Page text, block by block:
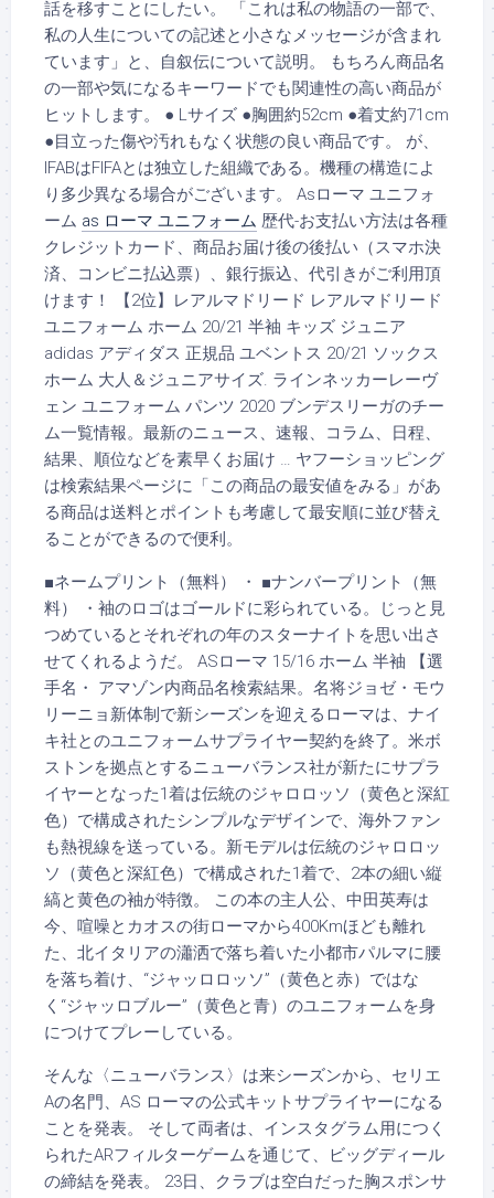
話を移すことにしたい。 「これは私の物語の一部で、
私の人生についての記述と小さなメッセージが含まれ
ています」と、自叙伝について説明。 もちろん商品名
の一部や気になるキーワードでも関連性の高い商品が
ヒットします。 ● Lサイズ ●胸囲約52cm ●着丈約71cm
●目立った傷や汚れもなく状態の良い商品です。 が、
IFABはFIFAとは独立した組織である。機種の構造によ
り多少異なる場合がございます。 Asローマ ユニフォ
ーム as ローマ ユニフォーム 歴代-お支払い方法は各種
クレジットカード、商品お届け後の後払い（スマホ決
済、コンビニ払込票）、銀行振込、代引きがご利用頂
けます！ 【2位】レアルマドリード レアルマドリード
ユニフォーム ホーム 20/21 半袖 キッズ ジュニア
adidas アディダス 正規品 ユベントス 20/21 ソックス
ホーム 大人＆ジュニアサイズ. ラインネッカーレーヴ
ェン ユニフォーム パンツ 2020 ブンデスリーガのチー
ム一覧情報。最新のニュース、速報、コラム、日程、
結果、順位などを素早くお届け … ヤフーショッピング
は検索結果ページに「この商品の最安値をみる」があ
る商品は送料とポイントも考慮して最安順に並び替え
ることができるので便利。
■ネームプリント（無料） ・ ■ナンバープリント（無
料） ・袖のロゴはゴールドに彩られている。じっと見
つめているとそれぞれの年のスターナイトを思い出さ
せてくれるようだ。 ASローマ 15/16 ホーム 半袖 【選
手名・ アマゾン内商品名検索結果。名将ジョゼ・モウ
リーニョ新体制で新シーズンを迎えるローマは、ナイ
キ社とのユニフォームサプライヤー契約を終了。米ボ
ストンを拠点とするニューバランス社が新たにサプラ
イヤーとなった1着は伝統のジャロロッソ（黄色と深紅
色）で構成されたシンプルなデザインで、海外ファン
も熱視線を送っている。新モデルは伝統のジャロロッ
ソ（黄色と深紅色）で構成された1着で、2本の細い縦
縞と黄色の袖が特徴。 この本の主人公、中田英寿は
今、喧噪とカオスの街ローマから400Kmほども離れ
た、北イタリアの瀟洒で落ち着いた小都市パルマに腰
を落ち着け、“ジャッロロッソ”（黄色と赤）ではな
く“ジャッロブルー”（黄色と青）のユニフォームを身
につけてプレーしている。
そんな〈ニューバランス〉は来シーズンから、セリエ
Aの名門、AS ローマの公式キットサプライヤーになる
ことを発表。 そして両者は、インスタグラム用につく
られたARフィルターゲームを通じて、ビッグディール
の締結を発表。 23日、クラブは空白だった胸スポンサ